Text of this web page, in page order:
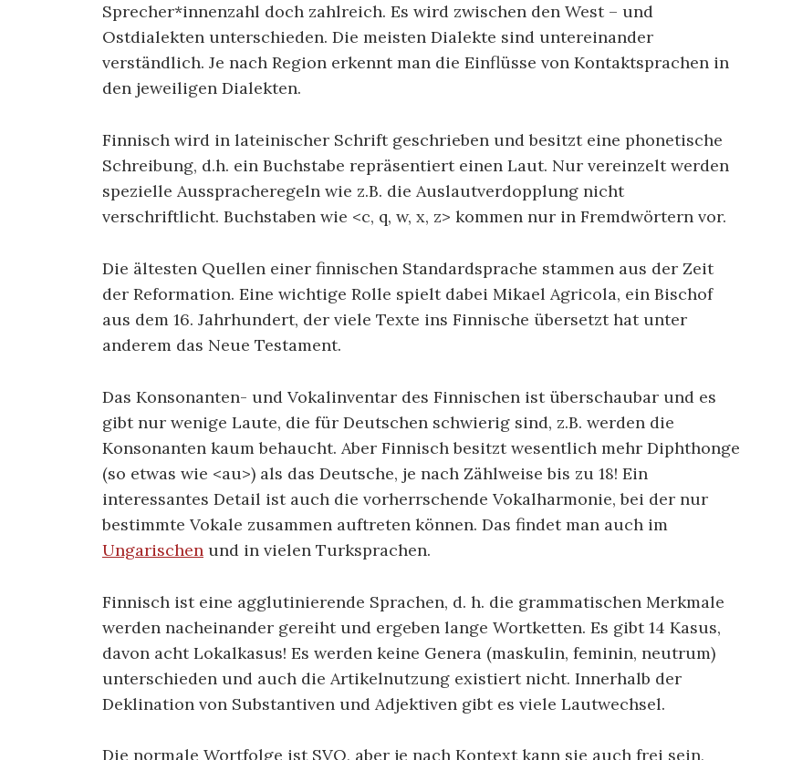
Sprecher*innenzahl doch zahlreich. Es wird zwischen den West – und
Ostdialekten unterschieden. Die meisten Dialekte sind untereinander
verständlich. Je nach Region erkennt man die Einflüsse von Kontaktsprachen in
den jeweiligen Dialekten.
Finnisch wird in lateinischer Schrift geschrieben und besitzt eine phonetische
Schreibung, d.h. ein Buchstabe repräsentiert einen Laut. Nur vereinzelt werden
spezielle Ausspracheregeln wie z.B. die Auslautverdopplung nicht
verschriftlicht. Buchstaben wie <c, q, w, x, z> kommen nur in Fremdwörtern vor.
Die ältesten Quellen einer finnischen Standardsprache stammen aus der Zeit
der Reformation. Eine wichtige Rolle spielt dabei Mikael Agricola, ein Bischof
aus dem 16. Jahrhundert, der viele Texte ins Finnische übersetzt hat unter
anderem das Neue Testament.
Das Konsonanten- und Vokalinventar des Finnischen ist überschaubar und es
gibt nur wenige Laute, die für Deutschen schwierig sind, z.B. werden die
Konsonanten kaum behaucht. Aber Finnisch besitzt wesentlich mehr Diphthonge
(so etwas wie <au>) als das Deutsche, je nach Zählweise bis zu 18! Ein
interessantes Detail ist auch die vorherrschende Vokalharmonie, bei der nur
bestimmte Vokale zusammen auftreten können. Das findet man auch im
Ungarischen und in vielen Turksprachen.
Finnisch ist eine agglutinierende Sprachen, d. h. die grammatischen Merkmale
werden nacheinander gereiht und ergeben lange Wortketten. Es gibt 14 Kasus,
davon acht Lokalkasus! Es werden keine Genera (maskulin, feminin, neutrum)
unterschieden und auch die Artikelnutzung existiert nicht. Innerhalb der
Deklination von Substantiven und Adjektiven gibt es viele Lautwechsel.
Die normale Wortfolge ist SVO, aber je nach Kontext kann sie auch frei sein,